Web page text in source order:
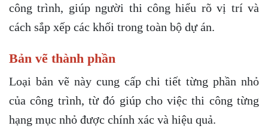
công trình, giúp người thi công hiểu rõ vị trí và
cách sắp xếp các khối trong toàn bộ dự án.
Bản vẽ thành phần
Loại bản vẽ này cung cấp chi tiết từng phần nhỏ
của công trình, từ đó giúp cho việc thi công từng
hạng mục nhỏ được chính xác và hiệu quả.